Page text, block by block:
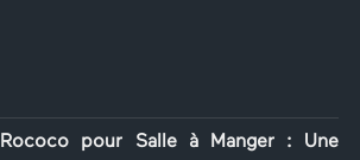
pour Salle à Manger : Une